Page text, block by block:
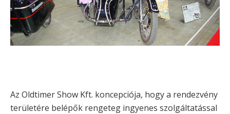
Az Oldtimer Show Kft. koncepciója, hogy a rendezvény
területére belépők rengeteg ingyenes szolgáltatással